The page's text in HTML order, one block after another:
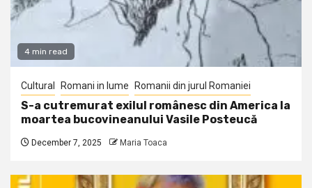
4 min read
Cultural Romani in lume Romanii din jurul Romaniei
S-a cutremurat exilul românesc din America la
moartea bucovineanului Vasile Posteucă
December 7, 2025 Maria Toaca